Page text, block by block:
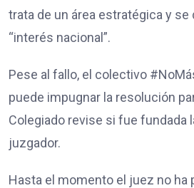
trata de un área estratégica y se
“interés nacional”.
Pese al fallo, el colectivo
puede impugnar la resolución
Colegiado revise si fue fundada
juzgador.
Hasta el momento el juez no ha